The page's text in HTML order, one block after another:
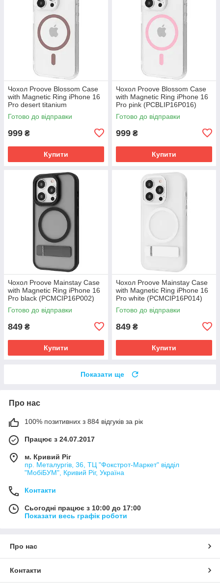
Чохол Proove Blossom Case
with Magnetic Ring iPhone 16
Pro desert titanium
(PCBLIP16P033)
Готово до відправки
999 ₴
Купити
Чохол Proove Blossom Case
with Magnetic Ring iPhone 16
Pro pink (PCBLIP16P016)
Готово до відправки
999 ₴
Купити
Чохол Proove Mainstay Case
with Magnetic Ring iPhone 16
Pro black (PCMCIP16P002)
Готово до відправки
849 ₴
Купити
Чохол Proove Mainstay Case
with Magnetic Ring iPhone 16
Pro white (PCMCIP16P014)
Готово до відправки
849 ₴
Купити
Показати ще
Про нас
100% позитивних з 884 відгуків за рік
Працює з 24.07.2017
м. Кривий Ріг
пр. Металургів, 36, ТЦ "Фокстрот-Маркет" відділ
"МобіБУМ", Кривий Ріг, Україна
Контакти
Сьогодні працює з 10:00 до 17:00
Показати весь графік роботи
Про нас
Контакти